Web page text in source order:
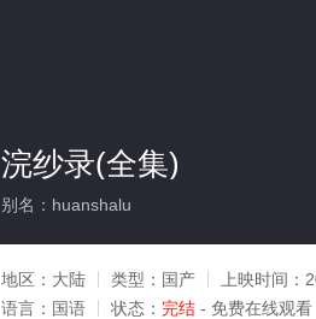
浣纱录(全集)
别名：huanshalu
地区： 大陆 类型： 国产 上映时间：
语言： 国语 状态： 完结 - 免费在线观看